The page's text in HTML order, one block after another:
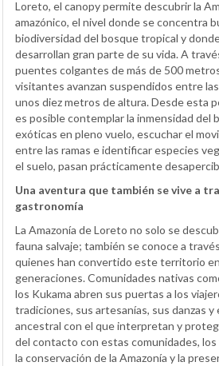
Loreto, el canopy permite descubrir la
amazónico, el nivel donde se concentra
biodiversidad del bosque tropical y
desarrollan gran parte de su vida. A
puentes colgantes de más de 500
visitantes avanzan suspendidos entre
unos diez metros de altura. Desde esta
es posible contemplar la inmensidad del
exóticas en pleno vuelo, escuchar el
entre las ramas e identificar especies
el suelo, pasan prácticamente
Una aventura que también se vive a
gastronomía
La Amazonía de Loreto no solo se
fauna salvaje; también se conoce a
quienes han convertido este territorio
generaciones. Comunidades nativas
los Kukama abren sus puertas a los
tradiciones, sus artesanías, sus danzas
ancestral con el que interpretan y
del contacto con estas comunidades,
la conservación de la Amazonía y la